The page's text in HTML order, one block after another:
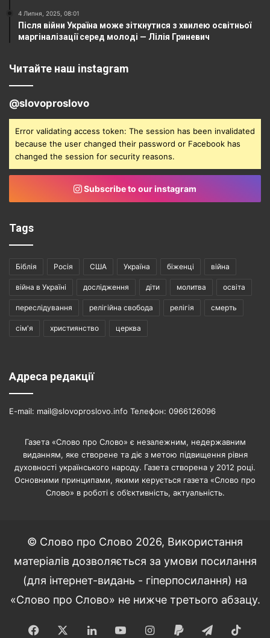
4 Липня, 2025, 08:01
Після війни Україна може зіткнутися з хвилею освітньої
маргіналізації серед молоді — Лілія Гриневич
Читайте наш instagram
@slovoproslovo
Error validating access token: The session has been invalidated
because the user changed their password or Facebook has
changed the session for security reasons.
Subscribe to our instagram
Tags
Біблія Росія США Україна біженці війна
війна в Україні дослідження діти молитва освіта
переслідування релігійна свобода релігія смерть
сім'я християнство церква
Адреса редакції
E-mail: mail@slovoproslovo.info Телефон: 0966126096
Газета «Слово про Слово» є незалежним, недержавним
виданням, яке створене та діє з метою підвищення рівня
духовності українського народу. Газета створена у 2012 році.
Основними принципами, якими керується газета «Слово про
Слово» в роботі є об’єктивність, актуальність.
© Слово про Слово 2026, Використання
матеріалів дозволяється за умови посилання
(для інтернет-видань - гіперпосилання) на
«Слово про Слово» не нижче третього абзацу.
Facebook LinkedInYouTubeInstagram
Paypal Telegram